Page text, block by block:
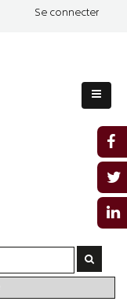
Se connecter